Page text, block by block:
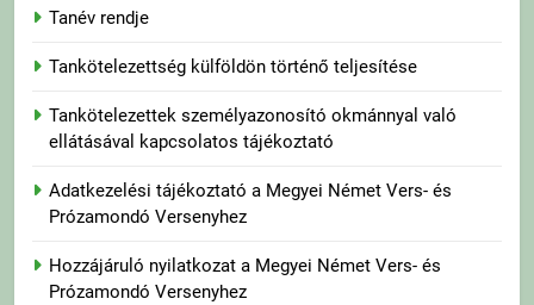
Tanév rendje
Tankötelezettség külföldön történő teljesítése
Tankötelezettek személyazonosító okmánnyal való
ellátásával kapcsolatos tájékoztató
Adatkezelési tájékoztató a Megyei Német Vers- és
Prózamondó Versenyhez
Hozzájáruló nyilatkozat a Megyei Német Vers- és
Prózamondó Versenyhez